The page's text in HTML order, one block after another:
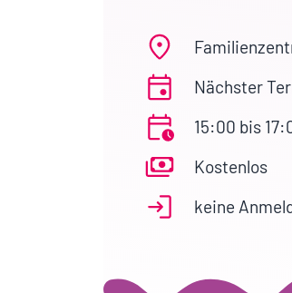
Nächster
15:00 bis
Kostenlos
keine